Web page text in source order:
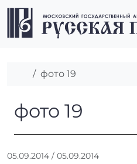
Перейти к содержимому
Перейти к футеру
Главная
фото 19
фото 19
фото 19
05.09.2014 / 05.09.2014